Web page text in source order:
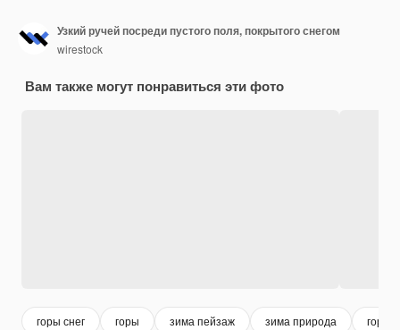
Узкий ручей посреди пустого поля, покрытого снегом
wirestock
Вам также могут понравиться эти фото
горы снег горы зима пейзаж зима природа горы